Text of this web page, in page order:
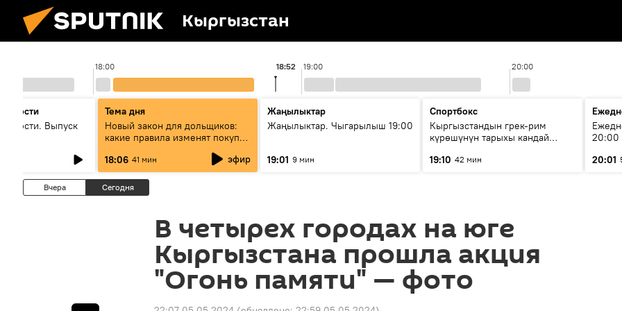
Кыргызстан
18:00 19:00 20:00
18:52
Выпуск
Тема дня
Новый закон для дольщиков:
какие правила изменят покупку
18:06 41 мин эфир
Жаңылыктар
Жаңылыктар. Чыгарылыш 19:00
19:01 9 мин
Спортбокс
Кыргызстандын грек-рим
күрөшүнүн тарыхы кандай
19:10 42 мин
20:00
20:01
Вчера Сегодня
В четырех городах на юге
Кыргызстана прошла акция
"Огонь памяти" — фото